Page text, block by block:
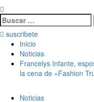
suscribete
Inicio
Noticias
Francelys Infante,
la cena de «Fashion
Noticias